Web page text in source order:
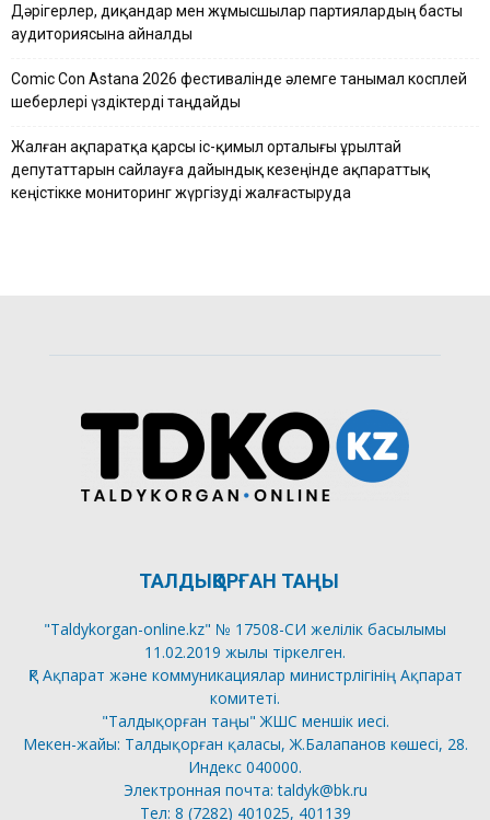
Дәрігерлер, диқандар мен жұмысшылар партиялардың басты
аудиториясына айналды
Comic Con Astana 2026 фестивалінде әлемге танымал косплей
шеберлері үздіктерді таңдайды
Жалған ақпаратқа қарсы іс-қимыл орталығы Құрылтай
депутаттарын сайлауға дайындық кезеңінде ақпараттық
кеңістікке мониторинг жүргізуді жалғастыруда
ТАЛДЫҚОРҒАН ТАҢЫ
"Taldykorgan-online.kz" № 17508-СИ желілік басылымы
11.02.2019 жылы тіркелген.
ҚР Ақпарат және коммуникациялар министрлігінің Ақпарат
комитеті.
"Талдықорған таңы" ЖШС меншік иесі.
Мекен-жайы: Талдықорған қаласы, Ж.Балапанов көшесі, 28.
Индекс 040000.
Электронная почта: taldyk@bk.ru
Тел: 8 (7282) 401025, 401139